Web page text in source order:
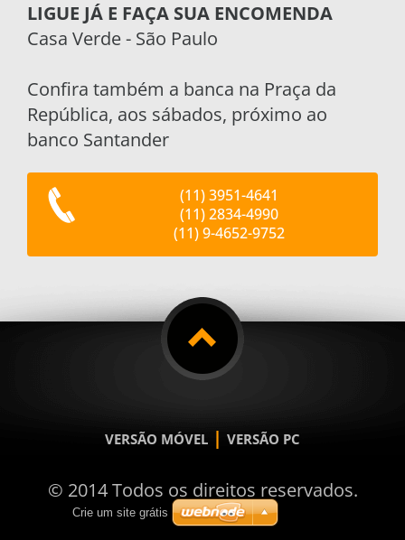
LIGUE JÁ E FAÇA SUA ENCOMENDA
Casa Verde - São Paulo
Confira também a banca na Praça da
República, aos sábados, próximo ao
banco Santander
(11) 3951-4641
(11) 2834-4990
(11) 9-4652-9752
VERSÃO MÓVEL | VERSÃO PC
© 2014 Todos os direitos reservados.
Crie um site grátis